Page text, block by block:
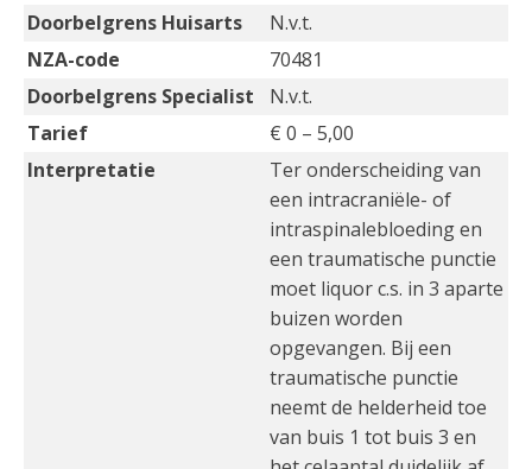
Doorbelgrens Huisarts
N.v.t.
NZA-code
70481
Doorbelgrens Specialist
N.v.t.
Tarief
€ 0 – 5,00
Interpretatie
Ter onderscheiding van
een intracraniële- of
intraspinalebloeding en
een traumatische punctie
moet liquor c.s. in 3 aparte
buizen worden
opgevangen. Bij een
traumatische punctie
neemt de helderheid toe
van buis 1 tot buis 3 en